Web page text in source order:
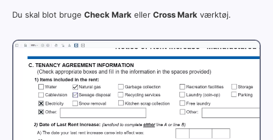
Du skal blot bruge Check Mark eller Cross Mark værktøj.